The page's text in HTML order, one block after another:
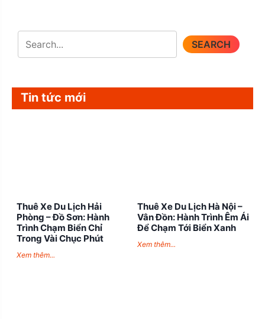
SEARCH
Tin tức mới
Thuê Xe Du Lịch Hải
Phòng – Đồ Sơn: Hành
Trình Chạm Biển Chỉ
Trong Vài Chục Phút
Xem thêm...
Thuê Xe Du Lịch Hà Nội –
Vân Đồn: Hành Trình Êm Ái
Để Chạm Tới Biển Xanh
Xem thêm...